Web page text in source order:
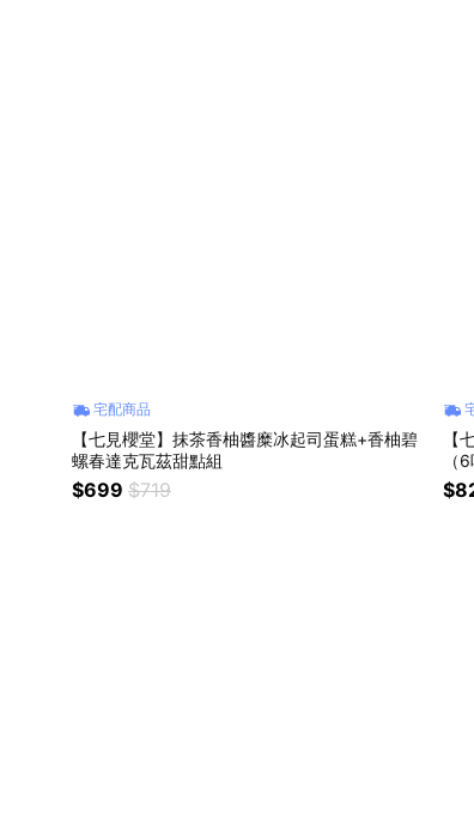
宅配商品
【七見櫻堂】抹茶香柚醬糜冰起司蛋糕+香柚碧
螺春達克瓦茲甜點組
$699 $719
【
（